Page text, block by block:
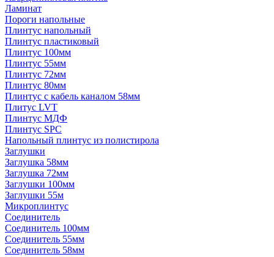
Ламинат
Пороги напольные
Плинтус напольный
Плинтус пластиковый
Плинтус 100мм
Плинтус 55мм
Плинтус 72мм
Плинтус 80мм
Плинтус с кабель каналом 58мм
Плитус LVT
Плинтус МДФ
Плинтус SPC
Напольный плинтус из полистирола
Заглушки
Заглушка 58мм
Заглушка 72мм
Заглушки 100мм
Заглушки 55м
Микроплинтус
Соединитель
Соединитель 100мм
Соединитель 55мм
Соединитель 58мм